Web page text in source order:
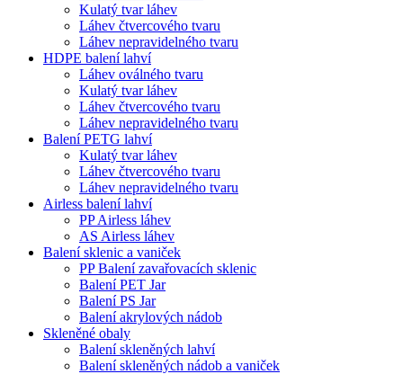
Kulatý tvar láhev
Láhev čtvercového tvaru
Láhev nepravidelného tvaru
HDPE balení lahví
Láhev oválného tvaru
Kulatý tvar láhev
Láhev čtvercového tvaru
Láhev nepravidelného tvaru
Balení PETG lahví
Kulatý tvar láhev
Láhev čtvercového tvaru
Láhev nepravidelného tvaru
Airless balení lahví
PP Airless láhev
AS Airless láhev
Balení sklenic a vaniček
PP Balení zavařovacích sklenic
Balení PET Jar
Balení PS Jar
Balení akrylových nádob
Skleněné obaly
Balení skleněných lahví
Balení skleněných nádob a vaniček